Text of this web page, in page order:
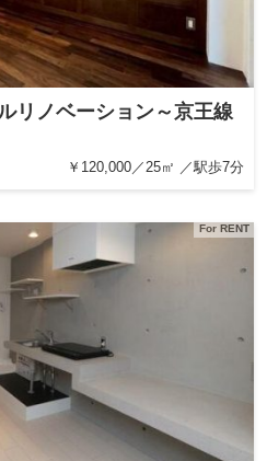
リノベーション～京王線
￥120,000／25㎡ ／駅歩7分
For RENT